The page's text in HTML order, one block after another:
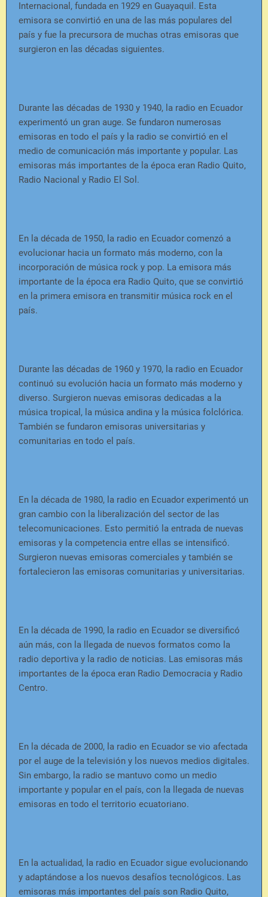
Internacional, fundada en 1929 en Guayaquil. Esta
emisora se convirtió en una de las más populares del
país y fue la precursora de muchas otras emisoras que
surgieron en las décadas siguientes.
Durante las décadas de 1930 y 1940, la radio en Ecuador
experimentó un gran auge. Se fundaron numerosas
emisoras en todo el país y la radio se convirtió en el
medio de comunicación más importante y popular. Las
emisoras más importantes de la época eran Radio Quito,
Radio Nacional y Radio El Sol.
En la década de 1950, la radio en Ecuador comenzó a
evolucionar hacia un formato más moderno, con la
incorporación de música rock y pop. La emisora más
importante de la época era Radio Quito, que se convirtió
en la primera emisora en transmitir música rock en el
país.
Durante las décadas de 1960 y 1970, la radio en Ecuador
continuó su evolución hacia un formato más moderno y
diverso. Surgieron nuevas emisoras dedicadas a la
música tropical, la música andina y la música folclórica.
También se fundaron emisoras universitarias y
comunitarias en todo el país.
En la década de 1980, la radio en Ecuador experimentó un
gran cambio con la liberalización del sector de las
telecomunicaciones. Esto permitió la entrada de nuevas
emisoras y la competencia entre ellas se intensificó.
Surgieron nuevas emisoras comerciales y también se
fortalecieron las emisoras comunitarias y universitarias.
En la década de 1990, la radio en Ecuador se diversificó
aún más, con la llegada de nuevos formatos como la
radio deportiva y la radio de noticias. Las emisoras más
importantes de la época eran Radio Democracia y Radio
Centro.
En la década de 2000, la radio en Ecuador se vio afectada
por el auge de la televisión y los nuevos medios digitales.
Sin embargo, la radio se mantuvo como un medio
importante y popular en el país, con la llegada de nuevas
emisoras en todo el territorio ecuatoriano.
En la actualidad, la radio en Ecuador sigue evolucionando
y adaptándose a los nuevos desafíos tecnológicos. Las
emisoras más importantes del país son Radio Quito,